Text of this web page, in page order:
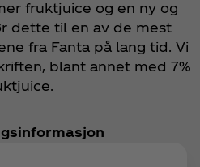
fruktjuice og en ny og
dette til en av de mest
fra Fanta på lang tid. Vi
blant annet med 7%